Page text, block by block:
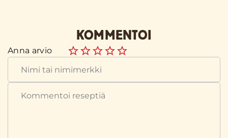
KOMMENTOI
Anna arvio